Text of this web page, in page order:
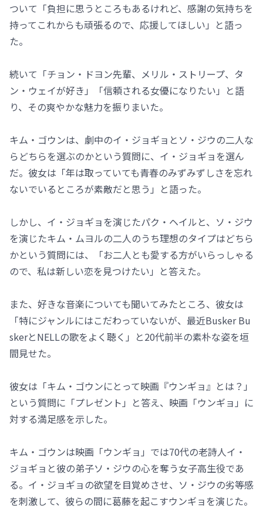
ついて「負担に思うところもあるけれど、感謝の気持ちを
持ってこれからも頑張るので、応援してほしい」と語っ
た。
続いて「チョン・ドヨン先輩、メリル・ストリープ、タ
ン・ウェイが好き」「信頼される女優になりたい」と語
り、その爽やかな魅力を振りまいた。
キム・ゴウンは、劇中のイ・ジョギョとソ・ジウの二人な
らどちらを選ぶのかという質問に、イ・ジョギョを選ん
だ。彼女は「年は取っていても青春のみずみずしさを忘れ
ないでいるところが素敵だと思う」と語った。
しかし、イ・ジョギョを演じたパク・ヘイルと、ソ・ジウ
を演じたキム・ムヨルの二人のうち理想のタイプはどちら
かという質問には、「お二人とも愛する方がいらっしゃる
ので、私は新しい恋を見つけたい」と答えた。
また、好きな音楽についても聞いてみたところ、彼女は
「特にジャンルにはこだわっていないが、最近Busker Bu
skerとNELLの歌をよく聴く」と20代前半の素朴な姿を垣
間見せた。
彼女は「キム・ゴウンにとって映画『ウンギョ』とは？」
という質問に「プレゼント」と答え、映画「ウンギョ」に
対する満足感を示した。
キム・ゴウンは映画「ウンギョ」では70代の老詩人イ・
ジョギョと彼の弟子ソ・ジウの心を奪う女子高生役であ
る。イ・ジョギョの欲望を目覚めさせ、ソ・ジウの劣等感
を刺激して、彼らの間に葛藤を起こすウンギョを演じた。